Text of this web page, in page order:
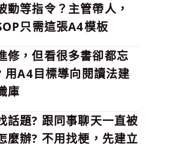
動等指令？主管帶人，
只需這張A4模板
修，但看很多書卻都忘
用A4目標導向閱讀法建
庫
話題? 跟同事聊天一直被
麼辦? 不用找梗，先建立